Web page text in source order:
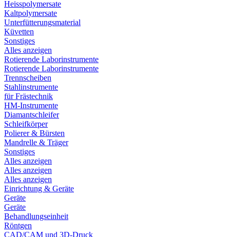
Heisspolymersate
Kaltpolymersate
Unterfütterungsmaterial
Küvetten
Sonstiges
Alles anzeigen
Rotierende Laborinstrumente
Rotierende Laborinstrumente
Trennscheiben
Stahlinstrumente
für Frästechnik
HM-Instrumente
Diamantschleifer
Schleifkörper
Polierer & Bürsten
Mandrelle & Träger
Sonstiges
Alles anzeigen
Alles anzeigen
Alles anzeigen
Einrichtung & Geräte
Geräte
Geräte
Behandlungseinheit
Röntgen
CAD/CAM und 3D-Druck